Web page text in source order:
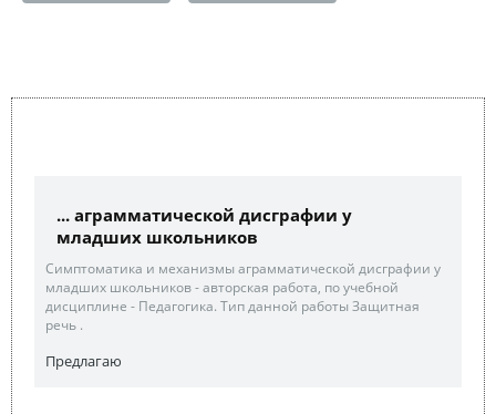
... аграмматической дисграфии у
младших школьников
Симптоматика и механизмы аграмматической дисграфии у
младших школьников - авторская работа, по учебной
дисциплине - Педагогика. Тип данной работы Защитная
речь .
Предлагаю